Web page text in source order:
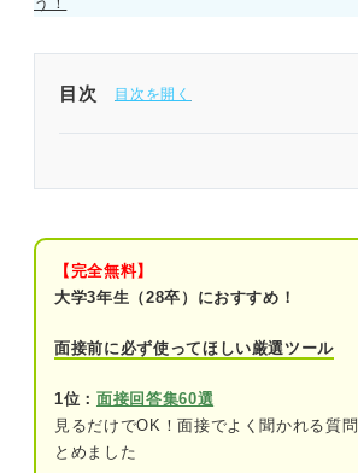
目次
面接対策前に確認！ 病院への入
流れ
第一印象が良いか
コミュニケーション能力
【完全無料】
大学3年生（28卒）におすすめ！
面接前に必ず使ってほしい厳選ツール
1位： 面接回答集60選
見るだけでOK！面接でよく聞かれる質
とめました